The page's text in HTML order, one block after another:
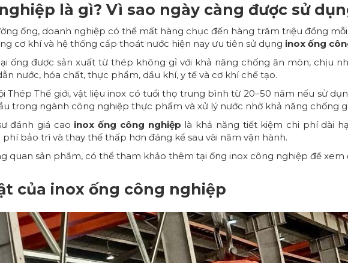
là gì? Vì sao ngày càng được sử
ống, doanh nghiệp có thể mất hàng chục đến hàng trăm triệu đồng
cơ khí và hệ thống cấp thoát nước hiện nay ưu tiên sử dụng inox ống
ống được sản xuất từ thép không gỉ với khả năng chống ăn mòn, chịu
nước, hóa chất, thực phẩm, dầu khí, y tế và cơ khí chế tạo.
Thép Thế giới, vật liệu inox có tuổi thọ trung bình từ 20–50 năm nếu sử
trong ngành công nghiệp thực phẩm và xử lý nước nhờ khả năng chống
đánh giá cao inox ống công nghiệp là khả năng tiết kiệm chi phí dài
bảo trì và thay thế thấp hơn đáng kể sau vài năm vận hành.
quan sản phẩm, có thể tham khảo thêm tại ống inox công nghiệp để xem
của inox ống công nghiệp